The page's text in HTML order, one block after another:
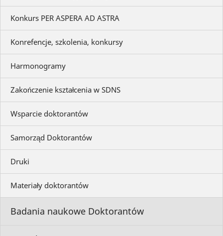
Konkurs PER ASPERA AD ASTRA
Konrefencje, szkolenia, konkursy
Harmonogramy
Zakończenie kształcenia w SDNS
Wsparcie doktorantów
Samorząd Doktorantów
Druki
Materiały doktorantów
Badania naukowe Doktorantów